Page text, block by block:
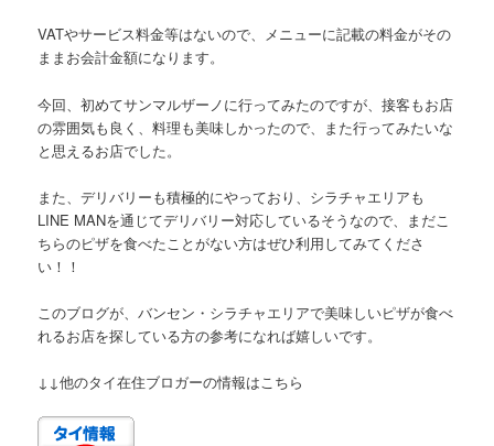
VATやサービス料金等はないので、メニューに記載の料金がその
ままお会計金額になります。
今回、初めてサンマルザーノに行ってみたのですが、接客もお店
の雰囲気も良く、料理も美味しかったので、また行ってみたいな
と思えるお店でした。
また、デリバリーも積極的にやっており、 シラチャエリアも
LINE MANを通じてデリバリー対応しているそうなので、まだこ
ちらのピザを食べたことがない方はぜひ利用してみてくださ
い！！
このブログが、バンセン・シラチャエリアで美味しいピザが食べ
れるお店を探している方の参考になれば嬉しいです。
↓↓他のタイ在住ブロガーの情報はこちら